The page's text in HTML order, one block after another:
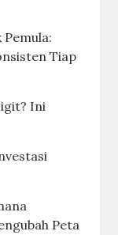
Tiap
Ini
Peta